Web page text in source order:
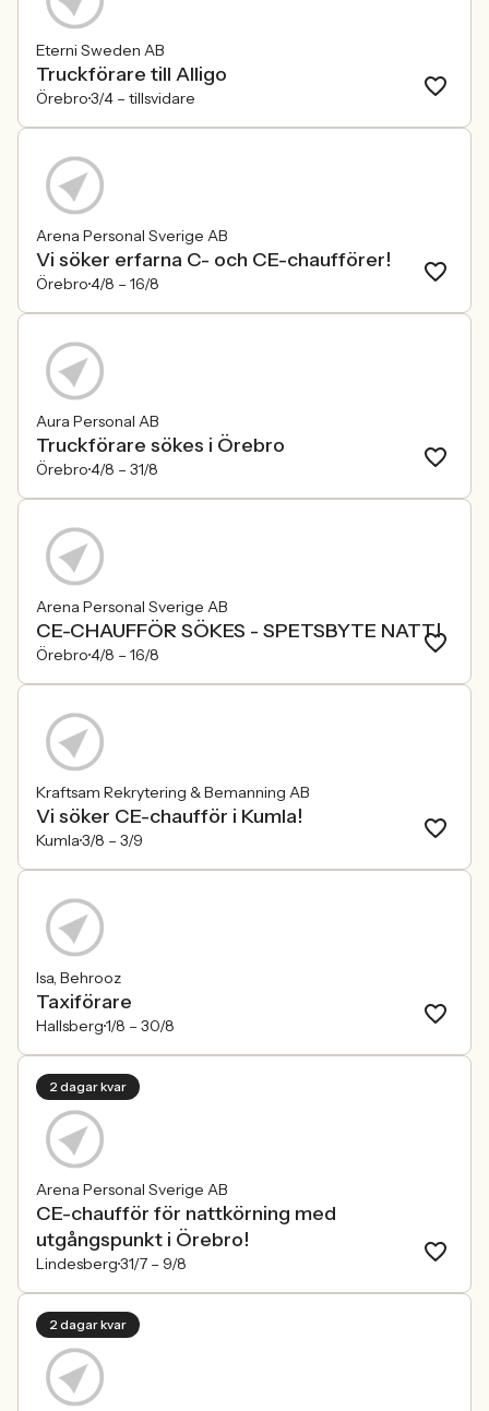
Eterni Sweden AB
Truckförare till Alligo
Örebro3/4 – tillsvidare
Arena Personal Sverige AB
Vi söker erfarna C- och CE-chaufförer!
Örebro4/8 – 16/8
Aura Personal AB
Truckförare sökes i Örebro
Örebro4/8 – 31/8
Arena Personal Sverige AB
CE-CHAUFFÖR SÖKES - SPETSBYTE NATT!
Örebro4/8 – 16/8
Kraftsam Rekrytering & Bemanning AB
Vi söker CE-chaufför i Kumla!
Kumla3/8 – 3/9
Isa, Behrooz
Taxiförare
Hallsberg1/8 – 30/8
2 dagar kvar
Arena Personal Sverige AB
CE-chaufför för nattkörning med
utgångspunkt i Örebro!
Lindesberg31/7 – 9/8
2 dagar kvar